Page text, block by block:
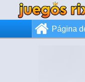
Página